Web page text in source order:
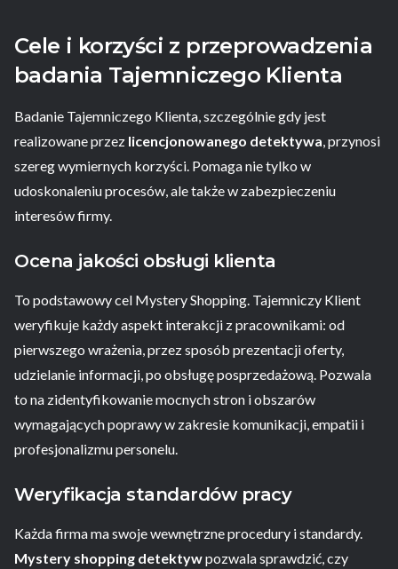
Cele i korzyści z przeprowadzenia
badania Tajemniczego Klienta
Badanie Tajemniczego Klienta, szczególnie gdy jest
realizowane przez licencjonowanego detektywa, przynosi
szereg wymiernych korzyści. Pomaga nie tylko w
udoskonaleniu procesów, ale także w zabezpieczeniu
interesów firmy.
Ocena jakości obsługi klienta
To podstawowy cel Mystery Shopping. Tajemniczy Klient
weryfikuje każdy aspekt interakcji z pracownikami: od
pierwszego wrażenia, przez sposób prezentacji oferty,
udzielanie informacji, po obsługę posprzedażową. Pozwala
to na zidentyfikowanie mocnych stron i obszarów
wymagających poprawy w zakresie komunikacji, empatii i
profesjonalizmu personelu.
Weryfikacja standardów pracy
Każda firma ma swoje wewnętrzne procedury i standardy.
Mystery shopping detektywpozwala sprawdzić, czy